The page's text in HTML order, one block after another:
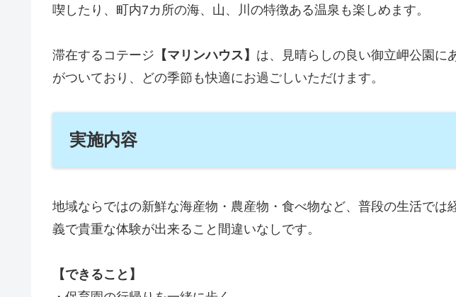
喫したり、町内7カ所の海、山、川の特徴ある温泉も楽しめます。
滞在するコテージ 【マリンハウス】 は、見晴らしの良い御立岬公園に
がついており、どの季節も快適にお過ごしいただけます。
実施内容
地域ならではの新鮮な海産物・農産物・食べ物など、普段の生活で
義で貴重な体験が出来ること間違いなしです。
【できること】